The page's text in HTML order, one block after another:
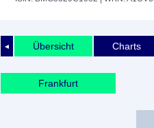
◄ Übersicht Charts
Frankfurt